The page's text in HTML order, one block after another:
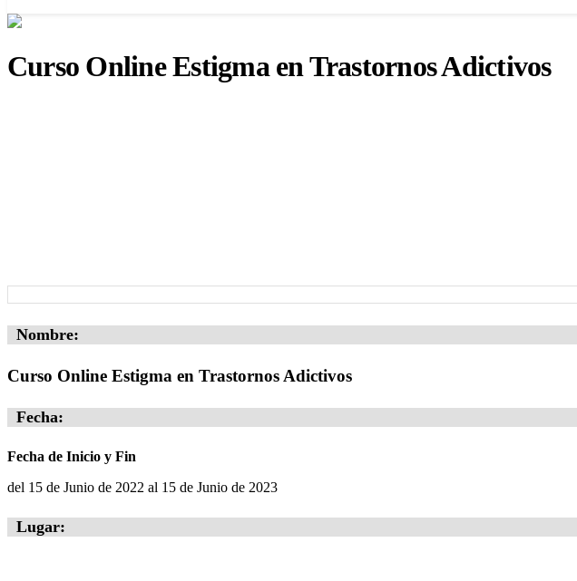
Curso Online Estigma en Trastornos Adictivos
Nombre:
Curso Online Estigma en Trastornos Adictivos
Fecha:
Fecha de Inicio y Fin
del 15 de Junio de 2022 al 15 de Junio de 2023
Lugar: